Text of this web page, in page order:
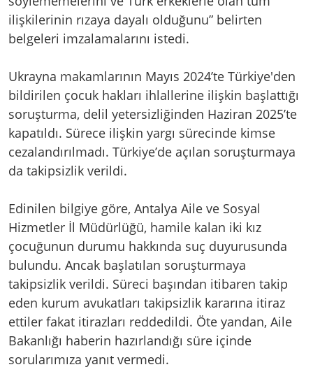
ilişkilerinin rızaya dayalı olduğunu” belirten
belgeleri imzalamalarını istedi.
Ukrayna makamlarının Mayıs 2024’te Türkiye'den
bildirilen çocuk hakları ihlallerine ilişkin başlattığı
soruşturma, delil yetersizliğinden Haziran 2025’te
kapatıldı. Sürece ilişkin yargı sürecinde kimse
cezalandırılmadı. Türkiye’de açılan soruşturmaya
da takipsizlik verildi.
Edinilen bilgiye göre, Antalya Aile ve Sosyal
Hizmetler İl Müdürlüğü, hamile kalan iki kız
çocuğunun durumu hakkında suç duyurusunda
bulundu. Ancak başlatılan soruşturmaya
takipsizlik verildi. Süreci başından itibaren takip
eden kurum avukatları takipsizlik kararına itiraz
ettiler fakat itirazları reddedildi. Öte yandan, Aile
Bakanlığı haberin hazırlandığı süre içinde
sorularımıza yanıt vermedi.